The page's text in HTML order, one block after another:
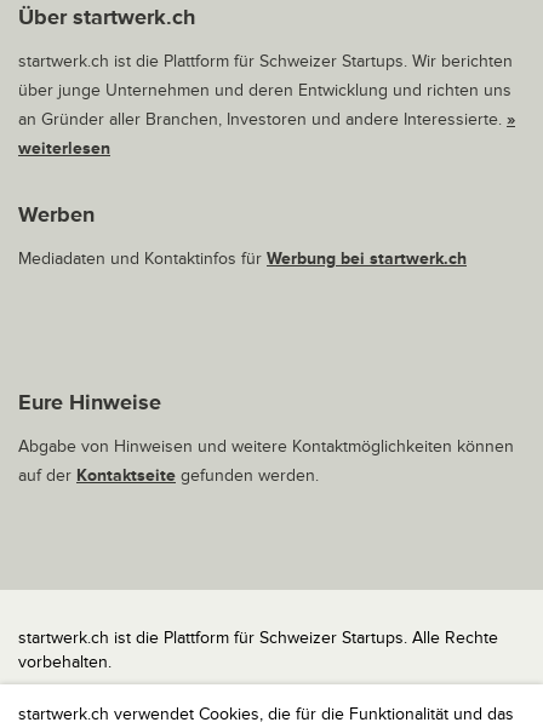
startwerk.ch verwendet Cookies, die für die Funktionalität und das
Über startwerk.ch
startwerk.ch ist die Plattform für Schweizer Startups. Wir berichten
über junge Unternehmen und deren Entwicklung und richten uns
an Gründer aller Branchen, Investoren und andere Interessierte. »
weiterlesen
Werben
Mediadaten und Kontaktinfos für Werbung bei startwerk.ch
Eure Hinweise
Abgabe von Hinweisen und weitere Kontaktmöglichkeiten können
auf der Kontaktseite gefunden werden.
startwerk.ch ist die Plattform für Schweizer Startups. Alle Rechte
vorbehalten.
Impressum